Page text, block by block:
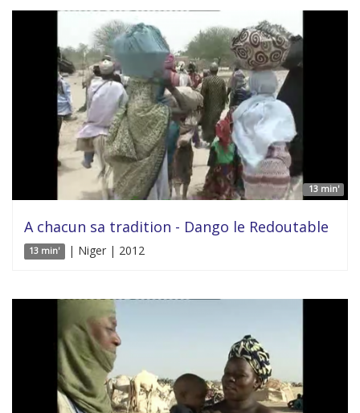
13 min'
A chacun sa tradition - Dango le Redoutable
13 min' | Niger | 2012